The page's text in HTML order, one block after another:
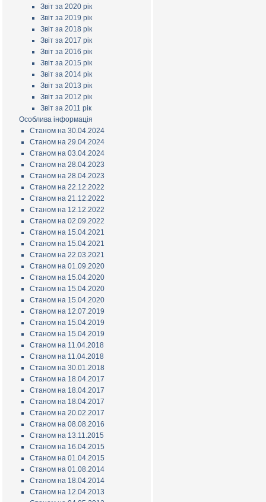
Звіт за 2020 рік
Звіт за 2019 рік
Звіт за 2018 рік
Звіт за 2017 рік
Звіт за 2016 рік
Звіт за 2015 рік
Звіт за 2014 рік
Звіт за 2013 рік
Звіт за 2012 рік
Звіт за 2011 рік
Особлива інформація
Станом на 30.04.2024
Станом на 29.04.2024
Станом на 03.04.2024
Станом на 28.04.2023
Станом на 28.04.2023
Станом на 22.12.2022
Станом на 21.12.2022
Станом на 12.12.2022
Станом на 02.09.2022
Станом на 15.04.2021
Станом на 15.04.2021
Станом на 22.03.2021
Станом на 01.09.2020
Станом на 15.04.2020
Станом на 15.04.2020
Станом на 15.04.2020
Станом на 12.07.2019
Станом на 15.04.2019
Станом на 15.04.2019
Станом на 11.04.2018
Станом на 11.04.2018
Станом на 30.01.2018
Станом на 18.04.2017
Станом на 18.04.2017
Станом на 18.04.2017
Станом на 20.02.2017
Станом на 08.08.2016
Станом на 13.11.2015
Станом на 16.04.2015
Станом на 01.04.2015
Станом на 01.08.2014
Станом на 18.04.2014
Станом на 12.04.2013